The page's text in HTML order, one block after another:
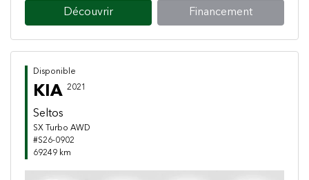
Découvrir Financement
Disponible
KIA 2021
Seltos
SX Turbo AWD
#S26-0902
69249 km